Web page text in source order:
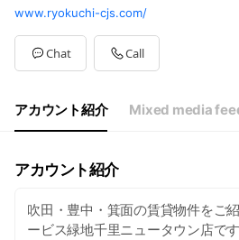
www.ryokuchi-cjs.com/
Chat Call
アカウント紹介 Mixed media
アカウント紹介
吹田・豊中・箕面の賃貸物件をご
ービス緑地千里ニュータウン店で